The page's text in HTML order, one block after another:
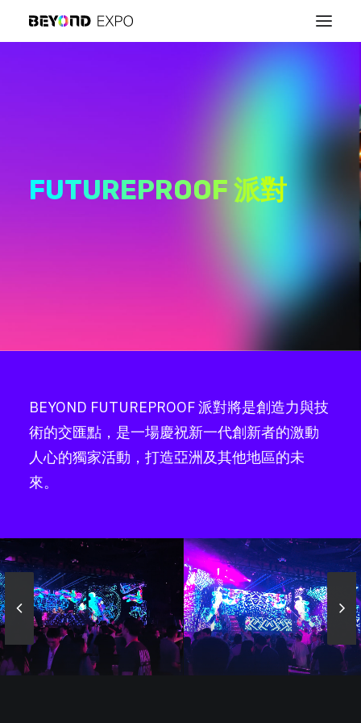
FUTUREPROOF 派對
BEYOND FUTUREPROOF 派對將是創造力與技
術的交匯點，是一場慶祝新一代創新者的激動
人心的獨家活動，打造亞洲及其他地區的未
來。